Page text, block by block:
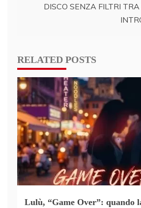
DISCO SENZA FILTRI TRA
RELATED POSTS
Lulù, “Game Over”: quando